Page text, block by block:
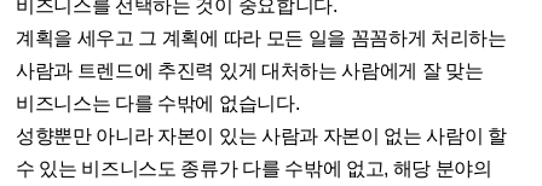
비즈니스를 선택하는 것이 중요합니다.
계획을 세우고 그 계획에 따라 모든 일을 꼼꼼하게 처리하는
사람과 트렌드에 추진력 있게 대처하는 사람에게 잘 맞는
비즈니스는 다를 수밖에 없습니다.
성향뿐만 아니라 자본이 있는 사람과 자본이 없는 사람이 할
수 있는 비즈니스도 종류가 다를 수밖에 없고, 해당 분야의